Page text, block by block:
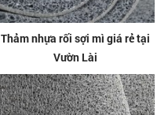
Thảm nhựa rối sợi mì giá rẻ tại
Vườn Lài